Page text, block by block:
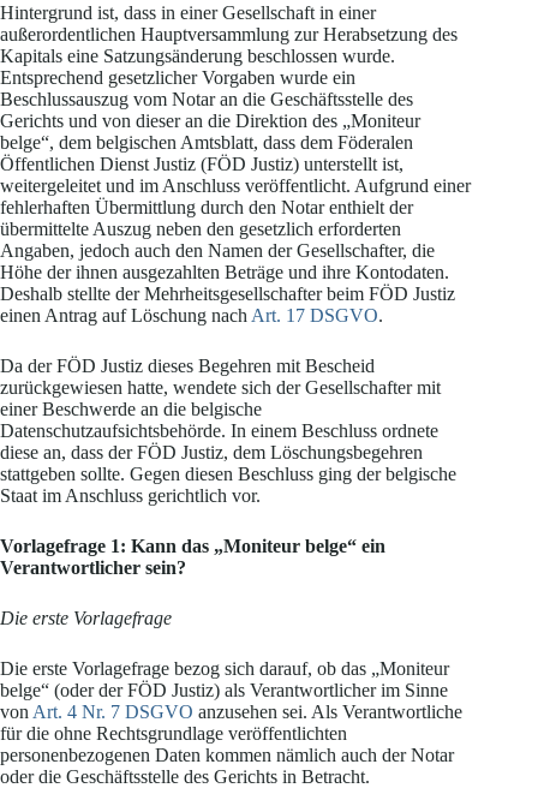
Hintergrund ist, dass in einer Gesellschaft in einer
außerordentlichen Hauptversammlung zur Herabsetzung des
Kapitals eine Satzungsänderung beschlossen wurde.
Entsprechend gesetzlicher Vorgaben wurde ein
Beschlussauszug vom Notar an die Geschäftsstelle des
Gerichts und von dieser an die Direktion des „Moniteur
belge“, dem belgischen Amtsblatt, dass dem Föderalen
Öffentlichen Dienst Justiz (FÖD Justiz) unterstellt ist,
weitergeleitet und im Anschluss veröffentlicht. Aufgrund einer
fehlerhaften Übermittlung durch den Notar enthielt der
übermittelte Auszug neben den gesetzlich erforderten
Angaben, jedoch auch den Namen der Gesellschafter, die
Höhe der ihnen ausgezahlten Beträge und ihre Kontodaten.
Deshalb stellte der Mehrheitsgesellschafter beim FÖD Justiz
einen Antrag auf Löschung nach Art. 17 DSGVO.
Da der FÖD Justiz dieses Begehren mit Bescheid
zurückgewiesen hatte, wendete sich der Gesellschafter mit
einer Beschwerde an die belgische
Datenschutzaufsichtsbehörde. In einem Beschluss ordnete
diese an, dass der FÖD Justiz, dem Löschungsbegehren
stattgeben sollte. Gegen diesen Beschluss ging der belgische
Staat im Anschluss gerichtlich vor.
Vorlagefrage 1: Kann das „Moniteur belge“ ein
Verantwortlicher sein?
Die erste Vorlagefrage
Die erste Vorlagefrage bezog sich darauf, ob das „Moniteur
belge“ (oder der FÖD Justiz) als Verantwortlicher im Sinne
von Art. 4 Nr. 7 DSGVO anzusehen sei. Als Verantwortliche
für die ohne Rechtsgrundlage veröffentlichten
personenbezogenen Daten kommen nämlich auch der Notar
oder die Geschäftsstelle des Gerichts in Betracht.